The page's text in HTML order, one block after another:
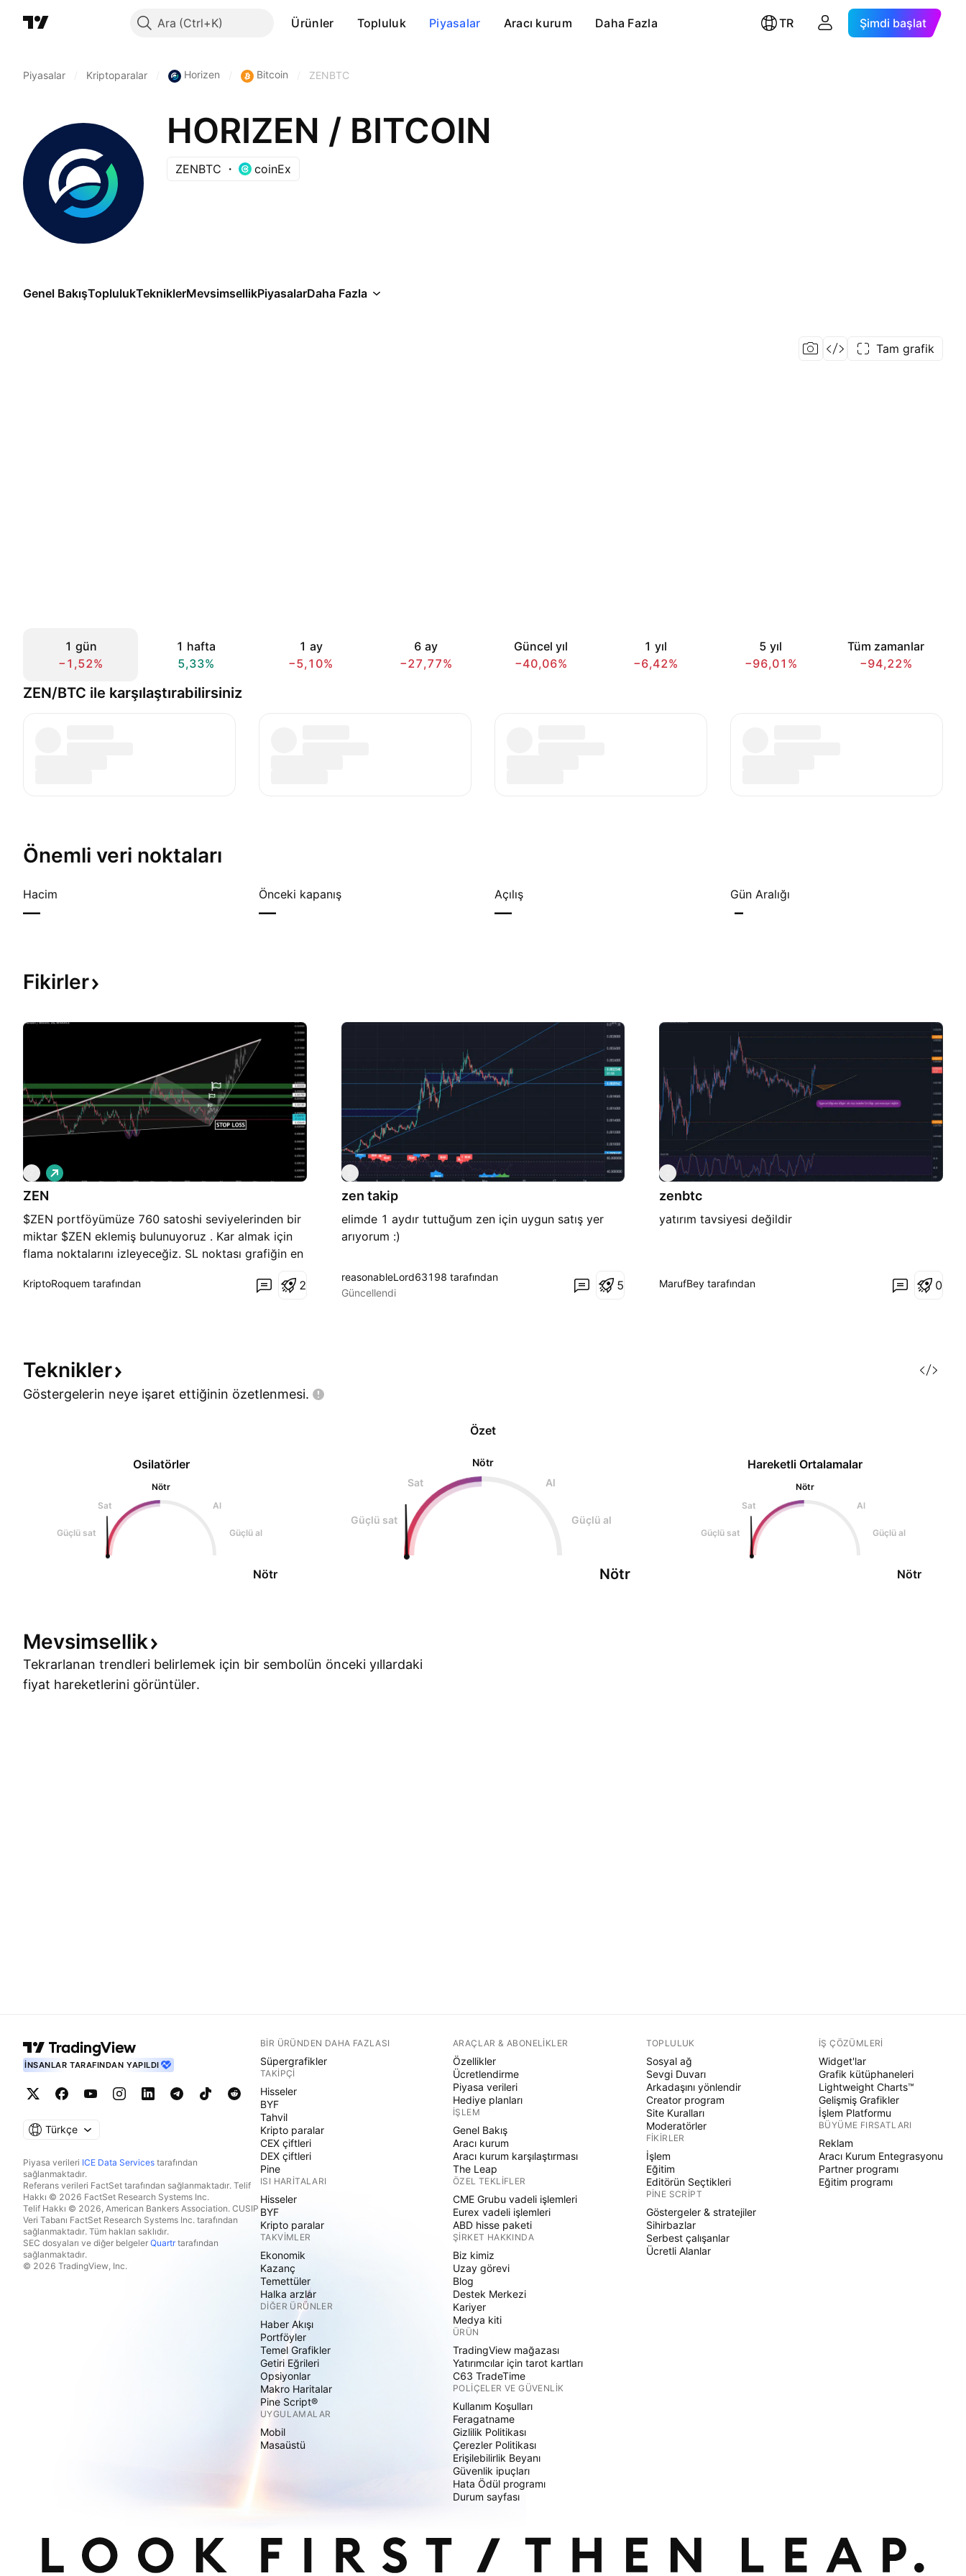
Ara Ürünler Topluluk Piyasalar Aracı kurum Daha Fazla TR Şimdi başlat
Piyasalar Kriptoparalar Horizen Bitcoin ZENBTC
HORIZEN / BITCOIN
ZENBTC coinEx
Genel BakışToplulukTekniklerMevsimsellikPiyasalarDaha Fazla
Tam grafik
1 gün
−1,52%
1 hafta
5,33%
1 ay
−5,10%
6 ay
−27,77%
Güncel yıl
−40,06%
1 yıl
−6,42%
5 yıl
−96,01%
Tüm zamanlar
−94,22%
ZEN/BTC ile karşılaştırabilirsiniz
Önemli veri noktaları
Hacim
—
Önceki kapanış
—
Açılış
—
Gün Aralığı
–
Fikirler
ZEN
$ZEN portföyümüze 760 satoshi seviyelerinden bir
miktar $ZEN eklemiş bulunuyoruz . Kar almak için
flama noktalarını izleyeceğiz. SL noktası grafiğin en
altındaki günlük kapanışta stop oluyoruz , grafiği
A
l
ı
KriptoRoquem tarafından 2
zen takip
elimde 1 aydır tuttuğum zen için uygun satış yer
arıyorum :)
reasonableLord63198 tarafından
Güncellendi
5
zenbtc
yatırım tavsiyesi değildir
MarufBey tarafından 0
Teknikler
Göstergelerin neye işaret ettiğinin özetlenmesi.
Osilatörler
Nötr
Sat
Al
Güçlü sat Güçlü al
Nötr
Özet
Nötr
Sat
Al
Güçlü sat Güçlü al
Nötr
Hareketli Ortalamalar
Nötr
Sat
Al
Güçlü sat Güçlü al
Nötr
Mevsimsellik
Tekrarlanan trendleri belirlemek için bir sembolün önceki yıllardaki
fiyat hareketlerini görüntüler.
İNSANLAR TARAFINDAN YAPILDI
Türkçe
Piyasa verileri ICE Data Services tarafından
sağlanmaktadır.
Referans verileri FactSet tarafından sağlanmaktadır. Telif
Hakkı © 2026 FactSet Research Systems Inc.
Telif Hakkı © 2026, American Bankers Association. CUSIP
Veri Tabanı FactSet Research Systems Inc. tarafından
sağlanmaktadır. Tüm hakları saklıdır.
SEC dosyaları ve diğer belgeler Quartrtarafından
sağlanmaktadır.
© 2026 TradingView, Inc.
BIR ÜRÜNDEN DAHA FAZLASI
Süpergrafikler
TAKIPÇI
Hisseler
BYF
Tahvil
Kripto paralar
CEX çiftleri
DEX çiftleri
Pine
ISI HARITALARI
Hisseler
BYF
Kripto paralar
TAKVIMLER
Ekonomik
Kazanç
Temettüler
Halka arzlar
DIĞER ÜRÜNLER
Haber Akışı
Portföyler
Temel Grafikler
Getiri Eğrileri
Opsiyonlar
Makro Haritalar
Pine Script®
UYGULAMALAR
Mobil
Masaüstü
ARAÇLAR & ABONELIKLER
Özellikler
Ücretlendirme
Piyasa verileri
Hediye planları
İŞLEM
Genel Bakış
Aracı kurum
Aracı kurum karşılaştırması
The Leap
ÖZEL TEKLIFLER
CME Grubu vadeli işlemleri
Eurex vadeli işlemleri
ABD hisse paketi
ŞIRKET HAKKINDA
Biz kimiz
Uzay görevi
Blog
Destek Merkezi
Kariyer
Medya kiti
ÜRÜN
TradingView mağazası
Yatırımcılar için tarot kartları
C63 TradeTime
POLIÇELER VE GÜVENLIK
Kullanım Koşulları
Feragatname
Gizlilik Politikası
Çerezler Politikası
Erişilebilirlik Beyanı
Güvenlik ipuçları
Hata Ödül programı
Durum sayfası
TOPLULUK
Sosyal ağ
Sevgi Duvarı
Arkadaşını yönlendir
Creator program
Site Kuralları
Moderatörler
FIKIRLER
İşlem
Eğitim
Editörün Seçtikleri
PINE SCRIPT
Göstergeler & stratejiler
Sihirbazlar
Serbest çalışanlar
Ücretli Alanlar
İŞ ÇÖZÜMLERI
Widget'lar
Grafik kütüphaneleri
Lightweight Charts™
Gelişmiş Grafikler
İşlem Platformu
BÜYÜME FIRSATLARI
Reklam
Aracı Kurum Entegrasyonu
Partner programı
Eğitim programı